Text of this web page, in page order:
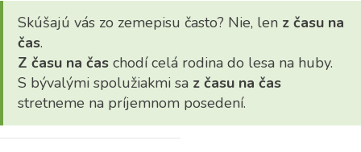
Skúšajú vás zo zemepisu často? Nie, len z času na
čas.
Z času na čas chodí celá rodina do lesa na huby.
S bývalými spolužiakmi sa z času na čas
stretneme na príjemnom posedení.